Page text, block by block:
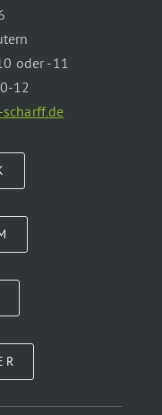
oder -11
12